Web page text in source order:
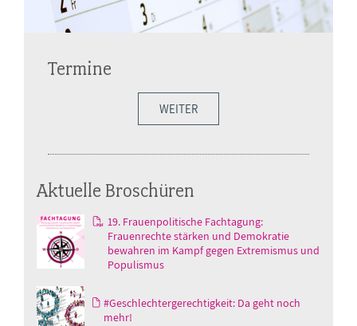
Termine
WEITER
Aktuelle Broschüren
19. Frauenpolitische Fachtagung:
Frauenrechte stärken und Demokratie
bewahren im Kampf gegen Extremismus und
Populismus
#Geschlechtergerechtigkeit: Da geht noch
mehr!